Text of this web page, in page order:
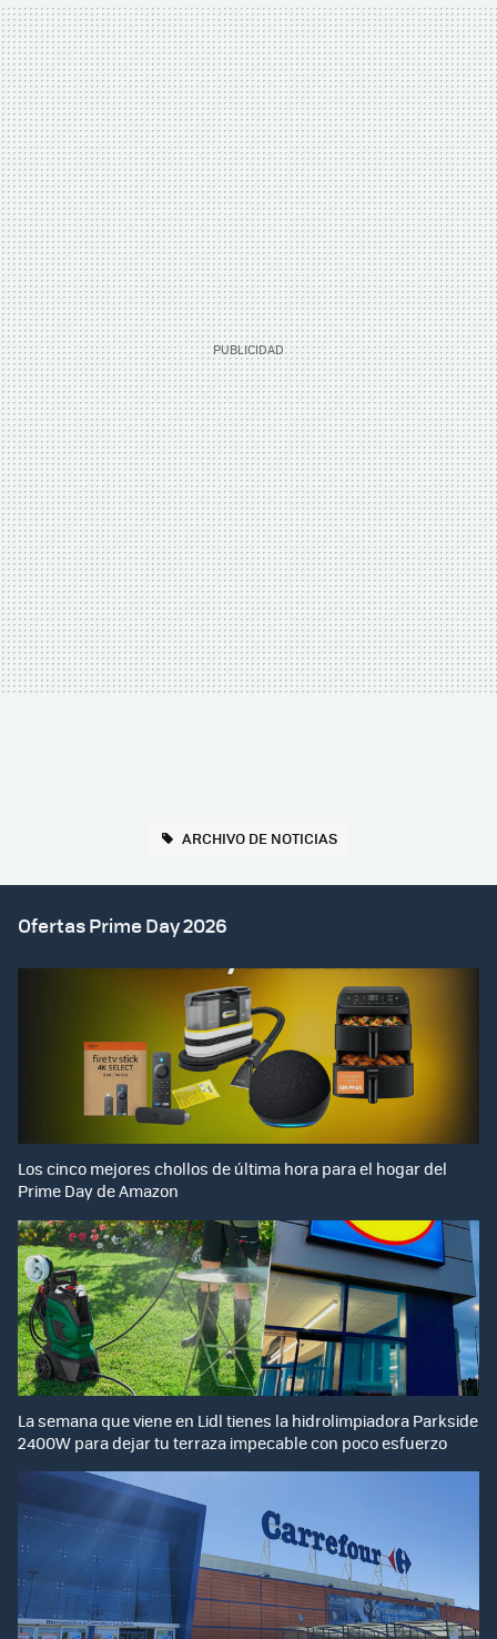
ARCHIVO DE NOTICIAS
Ofertas Prime Day 2026
Los cinco mejores chollos de última hora para el hogar del
Prime Day de Amazon
La semana que viene en Lidl tienes la hidrolimpiadora Parkside
2400W para dejar tu terraza impecable con poco esfuerzo